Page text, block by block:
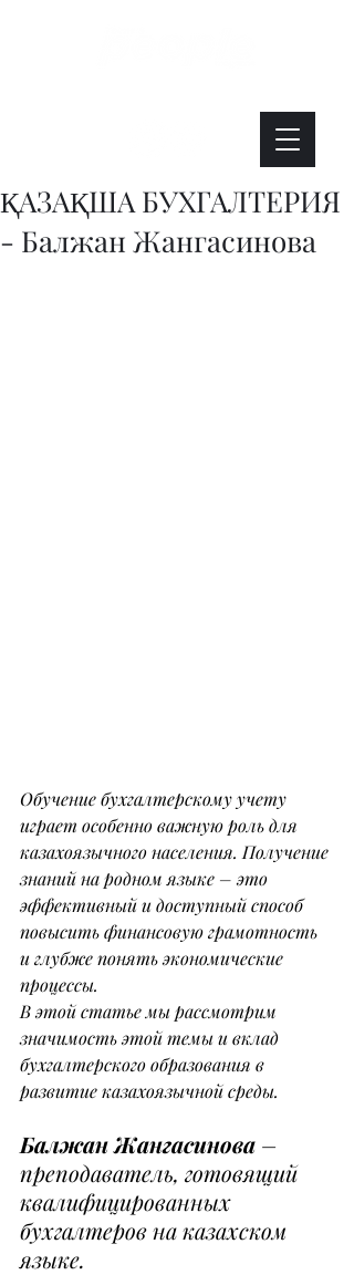
ҚАЗАҚША БУХГАЛТЕРИЯ
- Балжан Жангасинова
Обучение бухгалтерскому учету
играет особенно важную роль для
казахоязычного населения. Получение
знаний на родном языке – это
эффективный и доступный способ
повысить финансовую грамотность
и глубже понять экономические
процессы.
В этой статье мы рассмотрим
значимость этой темы и вклад
бухгалтерского образования в
развитие казахоязычной среды.
Балжан Жангасинова –
преподаватель, готовящий
квалифицированных
бухгалтеров на казахском
языке.